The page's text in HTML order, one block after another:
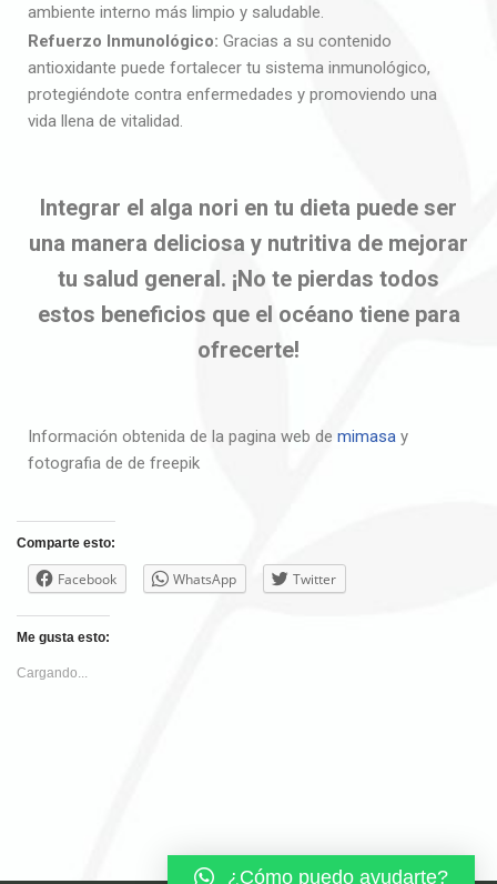
ambiente interno más limpio y saludable.
Refuerzo Inmunológico: Gracias a su contenido
antioxidante puede fortalecer tu sistema inmunológico,
protegiéndote contra enfermedades y promoviendo una
vida llena de vitalidad.
Integrar el alga nori en tu dieta puede ser
una manera deliciosa y nutritiva de mejorar
tu salud general. ¡No te pierdas todos
estos beneficios que el océano tiene para
ofrecerte!
Información obtenida de la pagina web de mimasa y
fotografia de de freepik
Comparte esto:
Facebook WhatsApp Twitter
Me gusta esto:
Cargando...
¿Cómo puedo ayudarte?